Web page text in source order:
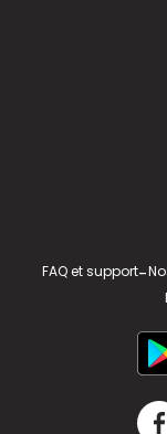
FAQ et support-